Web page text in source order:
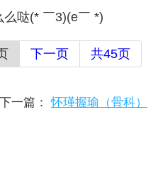
哒(* ￣3)(e￣ *)
下一页 共45页
下一篇：怀瑾握瑜（骨科）